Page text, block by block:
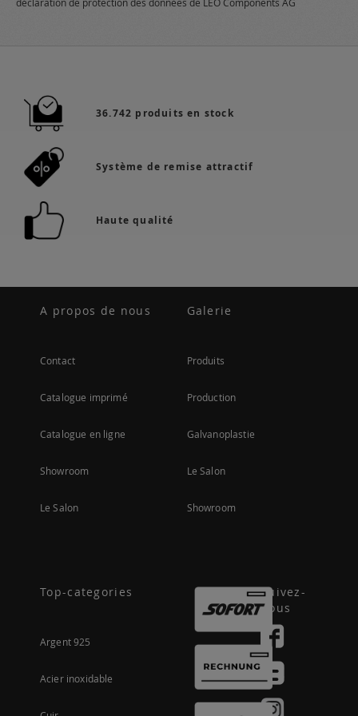
36.742 produits en stock
Système de remise attractif
Haute qualité
A propos de nous
Contact
Catalogue imprimé
Catalogue en ligne
Showroom
Le Salon
Galerie
Produits
Production
Galvanoplastie
Le Salon
Showroom
Top-categories
Argent 925
Acier inoxidable
Suivez-
nous